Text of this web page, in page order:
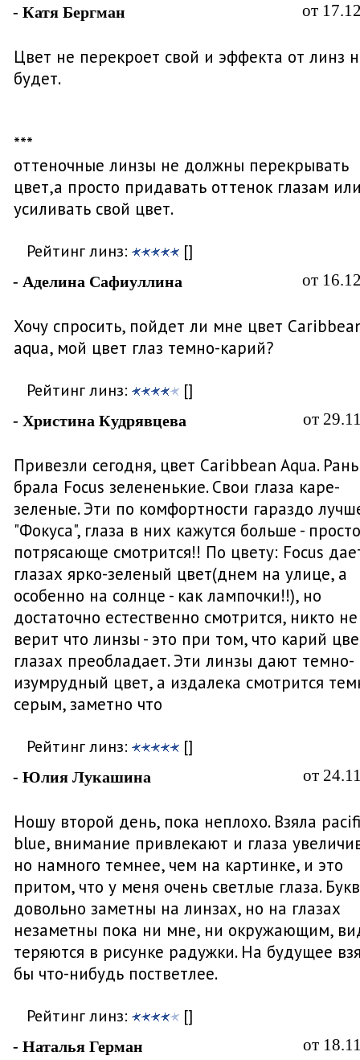
- Катя Бергман от
Цвет не перекроет свой и эффекта от линз
будет.
***
оттеночные линзы не должны перекрывать
цвет,а просто придавать оттенок глазам
усиливать свой цвет.
Рейтинг линз: []
- Аделина Сафиуллина от
Хочу спросить, пойдет ли мне цвет
aqua, мой цвет глаз темно-карий?
Рейтинг линз: []
- Христина Кудрявцева от
Привезли сегодня, цвет Caribbean Aqua.
брала Focus зелененькие. Свои глаза каре-
зеленые. Эти по комфортности гараздо
"Фокуса", глаза в них кажутся больше - просто
потрясающе смотрится!! По цвету: Focus
глазах ярко-зеленый цвет(днем на улице, а
особенно на солнце - как лампочки!!), но
достаточно естественно смотрится, никто не
верит что линзы - это при том, что карий
глазах преобладает. Эти линзы дают темно-
изумрудный цвет, а издалека смотрится
серым, заметно что
Рейтинг линз: []
- Юлия Лукашина от
Ношу второй день, пока неплохо. Взяла
blue, внимание привлекают и глаза
но намного темнее, чем на картинке, и это
притом, что у меня очень светлые глаза.
довольно заметны на линзах, но на глазах
незаметны пока ни мне, ни окружающим,
теряются в рисунке радужки. На будущее
бы что-нибудь постветлее.
Рейтинг линз: []
- Наталья Герман от